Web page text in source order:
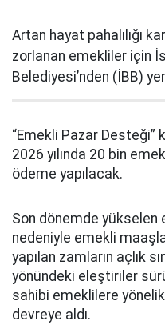
Artan hayat pahalılığı
zorlanan emekliler için
Belediyesi’nden (İBB)
“Emekli Pazar Desteği”
2026 yılında 20 bin
ödeme yapılacak.
Son dönemde yükselen
nedeniyle emekli
yapılan zamların açlık
yönündeki eleştiriler
sahibi emeklilere
devreye aldı.